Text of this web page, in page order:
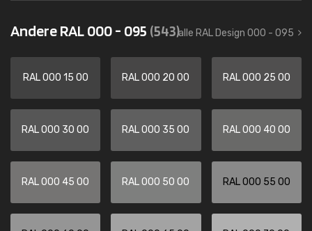
Andere RAL 000 - 095 (543)alle RAL Design 000 - 095
RAL 000 15 00 RAL 000 20 00 RAL 000 25 00
RAL 000 30 00 RAL 000 35 00 RAL 000 40 00
RAL 000 45 00 RAL 000 50 00 RAL 000 55 00